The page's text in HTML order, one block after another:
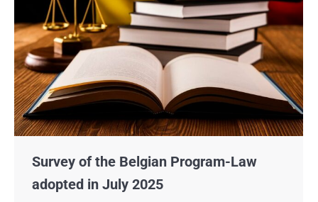
Survey of the Belgian Program-Law
adopted in July 2025